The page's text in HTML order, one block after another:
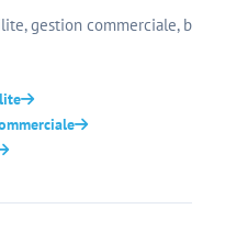
gestion commerciale,